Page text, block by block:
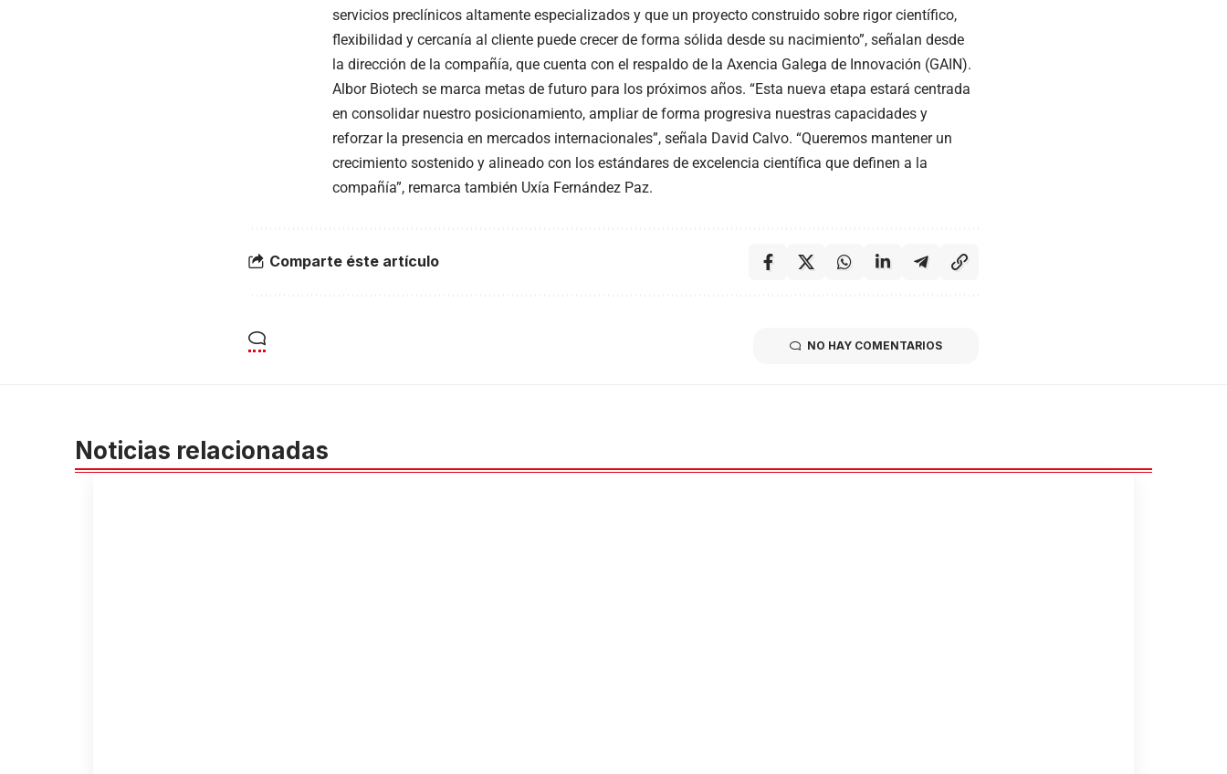
servicios preclínicos altamente especializados y que un proyecto construido sobre rigor científico,
flexibilidad y cercanía al cliente puede crecer de forma sólida desde su nacimiento”, señalan desde
la dirección de la compañía, que cuenta con el respaldo de la Axencia Galega de Innovación (GAIN).
Albor Biotech se marca metas de futuro para los próximos años. “Esta nueva etapa estará centrada
en consolidar nuestro posicionamiento, ampliar de forma progresiva nuestras capacidades y
reforzar la presencia en mercados internacionales”, señala David Calvo. “Queremos mantener un
crecimiento sostenido y alineado con los estándares de excelencia científica que definen a la
compañía”, remarca también Uxía Fernández Paz.
Comparte éste artículo
NO HAY COMENTARIOS
Noticias relacionadas